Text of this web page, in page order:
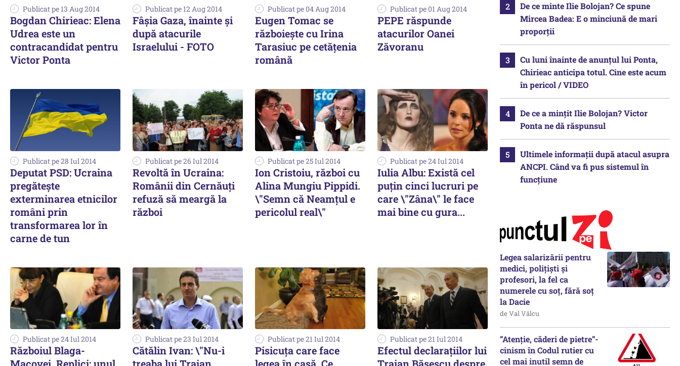
Publicat pe 13 Aug 2014
Bogdan Chirieac: Elena
Udrea este un
contracandidat pentru
Victor Ponta
Publicat pe 12 Aug 2014
Fâșia Gaza, înainte și
după atacurile
Israelului - FOTO
Publicat pe 04 Aug 2014
Eugen Tomac se
războiește cu Irina
Tarasiuc pe cetățenia
română
Publicat pe 01 Aug 2014
PEPE răspunde
atacurilor Oanei
Zăvoranu
Publicat pe 28 Iul 2014
Deputat PSD: Ucraina
pregătește
exterminarea etnicilor
români prin
transformarea lor în
carne de tun
Publicat pe 26 Iul 2014
Revoltă în Ucraina:
Românii din Cernăuți
refuză să meargă la
război
Publicat pe 25 Iul 2014
Ion Cristoiu, război cu
Alina Mungiu Pippidi.
\"Semn că Neamțul e
pericolul real\"
Publicat pe 24 Iul 2014
Iulia Albu: Există cel
puțin cinci lucruri pe
care \"Zâna\" le face
mai bine cu gura...
Publicat pe 24 Iul 2014
Războiul Blaga-
Publicat pe 23 Iul 2014
Cătălin Ivan: \"Nu-i
Publicat pe 21 Iul 2014
Pisicuța care face
Publicat pe 21 Iul 2014
Efectul declarațiilor lui
De ce minte Ilie Bolojan? Ce spune
Mircea Badea: E o minciună de mari
proporții
Cu luni înainte de anunțul lui Ponta,
Chirieac anticipa totul. Cine este acum
în pericol / VIDEO
De ce a mințit Ilie Bolojan? Victor
Ponta ne dă răspunsul
Ultimele informații după atacul asupra
ANCPI. Când va fi pus sistemul în
funcțiune
Legea salarizării pentru
medici, polițiști și
profesori, la fel ca
numerele cu soț, fără soț
la Dacie
de Val Vâlcu
”Atenție, căderi de pietre”-
cinism în Codul rutier cu
cel mai inutil semn de